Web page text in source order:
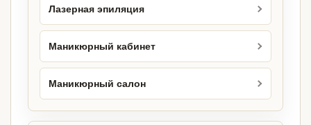
Лазерная эпиляция
Маникюрный кабинет
Маникюрный салон